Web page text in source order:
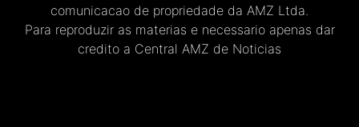
comunicacao de propriedade da AMZ Ltda.
Para reproduzir as materias e necessario apenas dar
credito a Central AMZ de Noticias